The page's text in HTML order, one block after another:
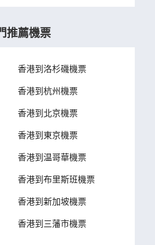
推薦機票
香港到洛杉磯機票
香港到杭州機票
香港到北京機票
香港到東京機票
香港到温哥華機票
香港到布里斯班機票
香港到新加坡機票
香港到三藩市機票